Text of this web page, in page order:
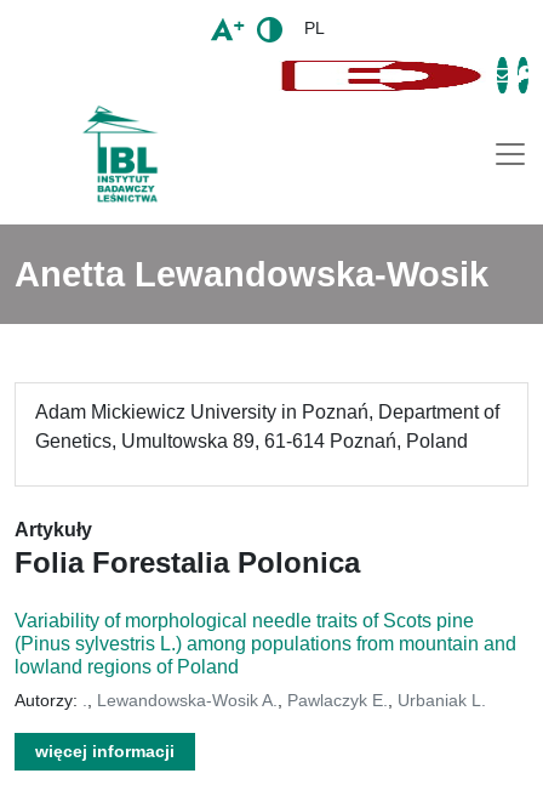
PL
Anetta Lewandowska-Wosik
Adam Mickiewicz University in Poznań, Department of
Genetics, Umultowska 89, 61-614 Poznań, Poland
Artykuły
Folia Forestalia Polonica
Variability of morphological needle traits of Scots pine
(Pinus sylvestris L.) among populations from mountain and
lowland regions of Poland
Autorzy: Lewandowska-Wosik A. Pawlaczyk E. Urbaniak L.
więcej informacji